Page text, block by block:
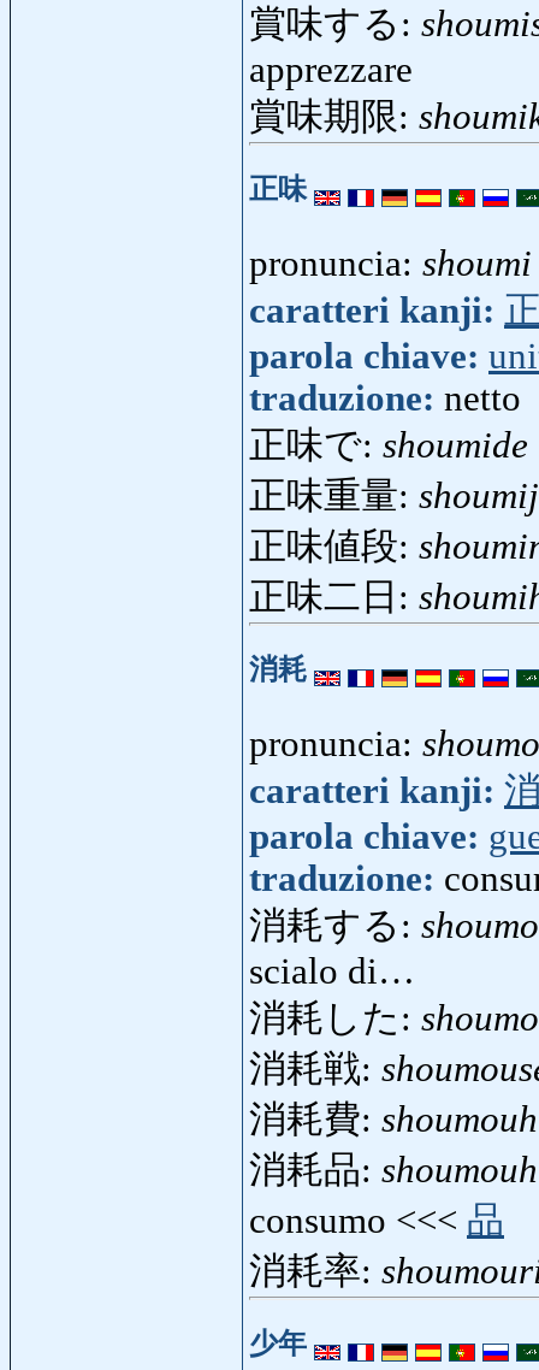
賞味する:
apprezzare
賞味期限:
正味
pronuncia: shoumi
caratteri kanji:
parola chiave:
traduzione: netto
正味で: shoumide
正味重量:
正味値段:
正味二日:
消耗
pronuncia:
caratteri kanji:
parola chiave:
traduzione:
消耗する:
scialo di…
消耗した:
消耗戦:
消耗費:
消耗品:
consumo <<< 品
消耗率:
少年